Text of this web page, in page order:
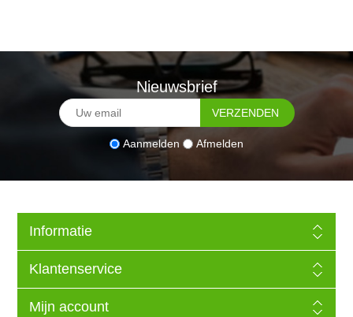
Nieuwsbrief
Aanmelden Afmelden
Informatie
Klantenservice
Mijn account